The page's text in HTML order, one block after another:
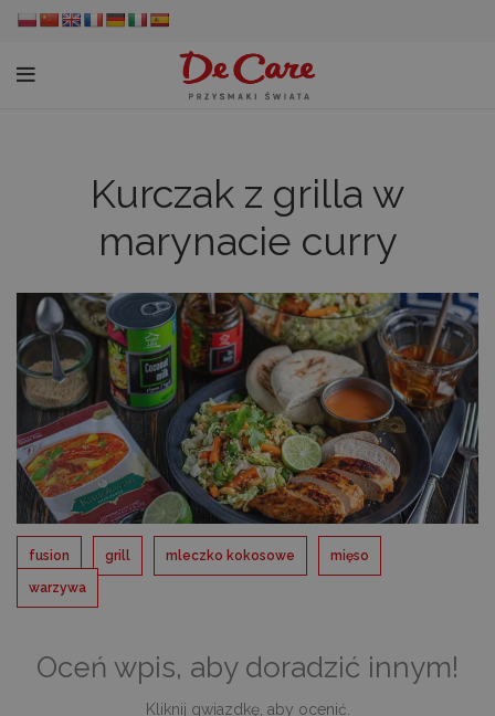
Kurczak z grilla w
marynacie curry
fusion grill mleczko kokosowe mięso
warzywa
Oceń wpis, aby doradzić innym!
Kliknij gwiazdkę, aby ocenić.